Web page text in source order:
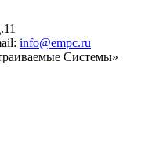
info@empc.ru
Системы»